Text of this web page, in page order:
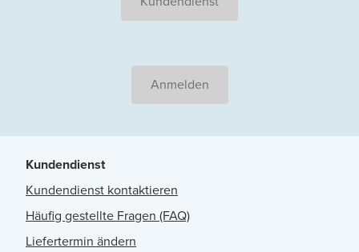
Anmelden
Kundendienst
Kundendienst kontaktieren
Häufig gestellte Fragen (FAQ)
Liefertermin ändern